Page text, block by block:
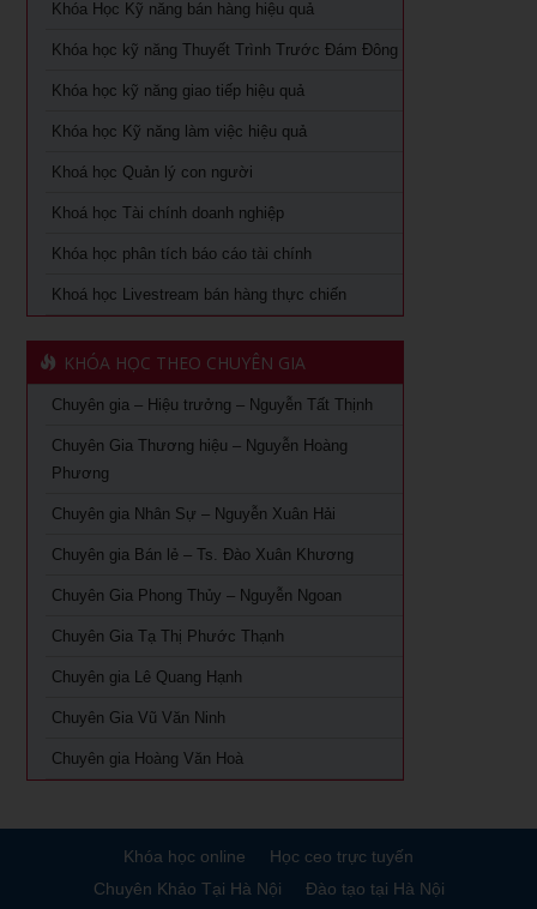
Khoá học Nhân tướng học nâng cao trong quản trị nhân
Khoá học Xem chỉ tay biết người
Khoá học quản lý con người
Khoá học Quản Trị Trải Nghiệm Khách Hàng
Ứng dụng AI trong bán hàng – Cách mạng hoá ngành bán
Khoá học Livestream bán hàng chuyên nghiệp từ A – Z
phẩm
Tuyển dụng, giữ và sa thải nhân viên
Khóa Học đào tạo giảng viên nội bộ tại TPHCM
Khóa Học Quản Đốc Sản Xuất Tại TPHCM
Khóa Học Phong Thủy Chuyên Sâu Tại TPHCM
Khóa học phong thủy cho doanh nhân tại TPHCM
Khóa Học Giám Đốc Toàn Diện tại TPHCM
Khóa Học CEO – Giám Đốc Điều Hành tại TPHCM
Khóa Học Giám Đốc Tài Chính tại TPHCM
Khóa học Giám Đốc Nhân Sự tại TPHCM
Khoá Học Giám Đốc Kinh Doanh tại TPHCM
Khóa Học Kỹ năng bán hàng hiệu quả
Khóa học kỹ năng Thuyết Trình Trước Đám Đông
Khóa học kỹ năng giao tiếp hiệu quả
Khóa học Kỹ năng làm việc hiệu quả
Khoá học Quản lý con người
Khoá học Tài chính doanh nghiệp
Khóa học phân tích báo cáo tài chính
Khoá học Livestream bán hàng thực chiến
KHÓA HỌC THEO CHUYÊN GIA
Chuyên gia – Hiệu trưởng – Nguyễn Tất Thịnh
Chuyên Gia Thương hiệu – Nguyễn Hoàng
Phương
Chuyên gia Nhân Sự – Nguyễn Xuân Hải
Chuyên gia Bán lẻ – Ts. Đào Xuân Khương
Chuyên Gia Phong Thủy – Nguyễn Ngoan
Chuyên Gia Tạ Thị Phước Thạnh
Chuyên gia Lê Quang Hạnh
Chuyên Gia Vũ Văn Ninh
Chuyên gia Hoàng Văn Hoà
Khóa học online
Học ceo trực tuyến
Chuyên Khảo Tại Hà Nội
Đào tạo tại Hà Nội